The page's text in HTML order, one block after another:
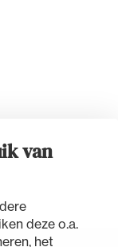
van
deze o.a.
het